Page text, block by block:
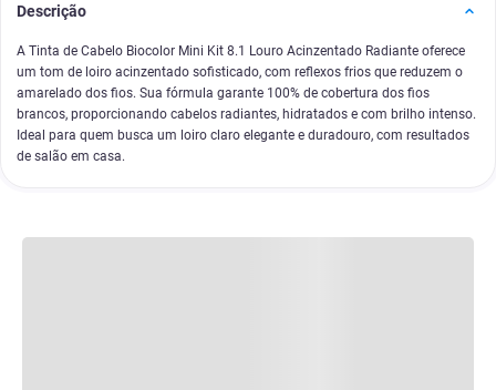
Descrição
A Tinta de Cabelo Biocolor Mini Kit 8.1 Louro Acinzentado Radiante oferece
um tom de loiro acinzentado sofisticado, com reflexos frios que reduzem o
amarelado dos fios. Sua fórmula garante 100% de cobertura dos fios
brancos, proporcionando cabelos radiantes, hidratados e com brilho intenso.
Ideal para quem busca um loiro claro elegante e duradouro, com resultados
de salão em casa.